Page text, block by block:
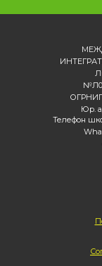
Телефон
ОГРНИП
Юр.